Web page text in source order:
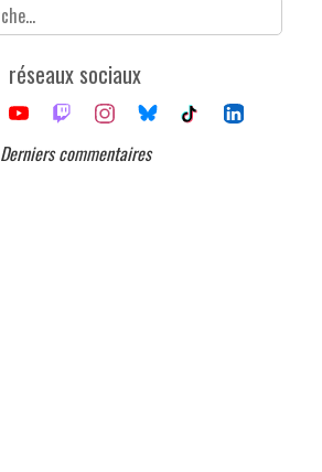
réseaux sociaux
Derniers commentaires